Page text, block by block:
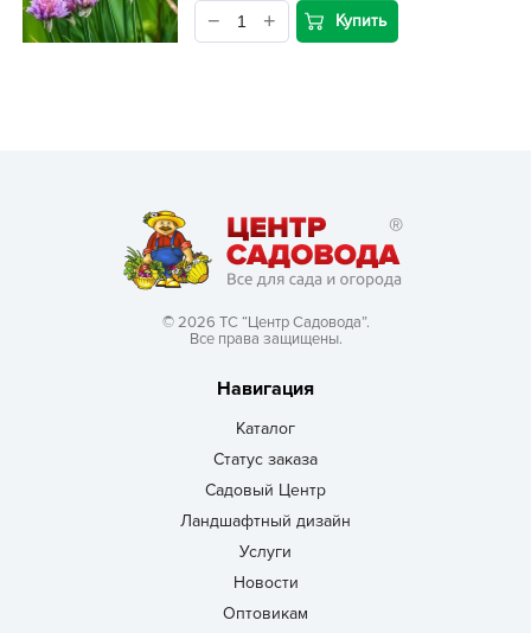
Купить
© 2026 ТС “Центр Садовода”.
Все права защищены.
Навигация
Каталог
Статус заказа
Садовый Центр
Ландшафтный дизайн
Услуги
Новости
Оптовикам